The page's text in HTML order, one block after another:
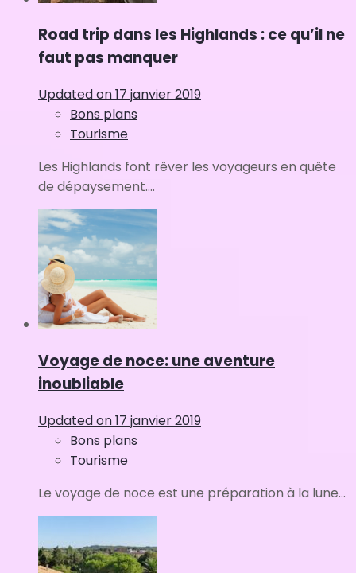
Road trip dans les Highlands : ce qu’il ne
faut pas manquer
Updated on17 janvier 2019
Bons plans
Tourisme
Les Highlands font rêver les voyageurs en quête
de dépaysement....
Voyage de noce: une aventure
inoubliable
Updated on17 janvier 2019
Bons plans
Tourisme
Le voyage de noce est une préparation à la lune...